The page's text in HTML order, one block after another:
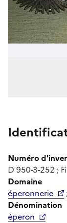
Numéro
D 950-3-252 ;
Domaine
éperonnerie
Dénomination
éperon